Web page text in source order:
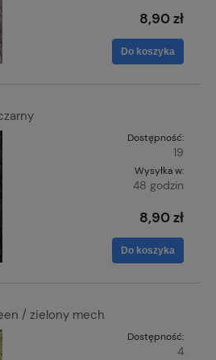
8,90 zł
Do koszyka
Dostępność:
19
Wysyłka w:
48 godzin
8,90 zł
Do koszyka
/ zielony mech
Dostępność:
4